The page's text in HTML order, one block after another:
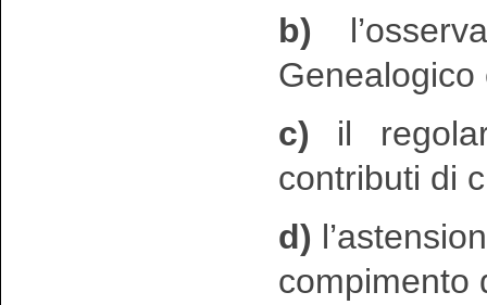
b)
c) il
contributi di
d)
compimento